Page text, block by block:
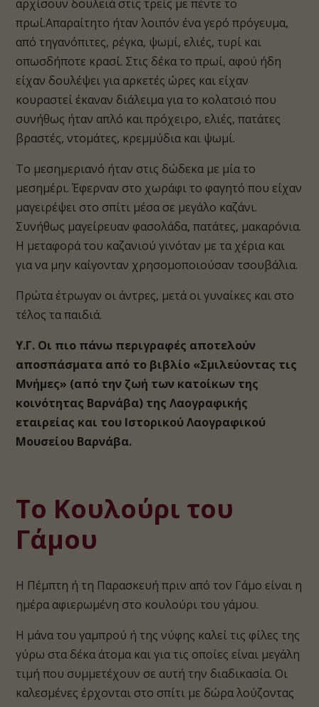
αρχίσουν δουλειά στις τρείς με πέντε το
πρωί.Απαραίτητο ήταν λοιπόν ένα γερό πρόγευμα,
από τηγανόπιτες, ρέγκα, ψωμί, ελιές, τυρί και
οπωσδήποτε κρασί. Στις δέκα το πρωί, αφού ήδη
είχαν δουλέψει για αρκετές ώρες και είχαν
κουραστεί έκαναν διάλειμα για το κολατσιό που
συνήθως ήταν απλό και πρόχειρο, ελιές, πατάτες
βραστές, ντομάτες, κρεμμύδια και ψωμί.
Το μεσημεριανό ήταν στις δώδεκα με μία το
μεσημέρι. Έφερναν στο χωράφι το φαγητό που είχαν
μαγειρέψει στο σπίτι μέσα σε μεγάλο καζάνι.
Συνήθως μαγείρευαν φασολάδα, πατάτες, μακαρόνια.
Η μεταφορά του καζανιού γινόταν με τα χέρια και
για να μην καίγονταν χρησομοποιούσαν τσουβάλια.
Πρώτα έτρωγαν οι άντρες, μετά οι γυναίκες και στο
τέλος τα παιδιά.
Υ.Γ. Οι πιο πάνω περιγραφές αποτελούν
αποσπάσματα από το βιβλίο «Σμιλεύοντας τις
Μνήμες» (από την ζωή των κατοίκων της
κοινότητας Βαρνάβα) της Λαογραφικής
εταιρείας και του Ιστορικού Λαογραφικού
Μουσείου Βαρνάβα.
Το Κουλούρι του
Γάμου
H Πέμπτη ή τη Παρασκευή πριν από τον Γάμο είναι η
ημέρα αφιερωμένη στο κουλούρι του γάμου.
Η μάνα του γαμπρού ή της νύφης καλεί τις φίλες της
γύρω στα δέκα άτομα και για τις οποίες είναι μεγάλη
τιμή που συμμετέχουν σε αυτή την διαδικασία. Οι
καλεσμένες έρχονται στο σπίτι με δώρα λούζοντας